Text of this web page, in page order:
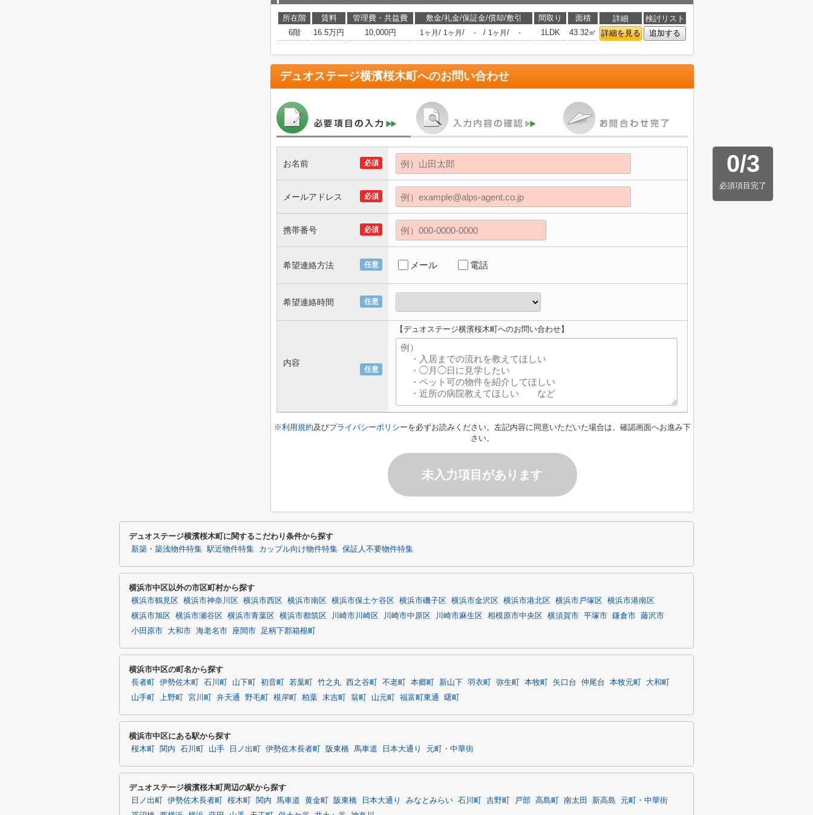
所在階 賃料 管理費・共益費 敷金/礼金/保証金/償却/敷引 間取り 面積 詳細
検討リスト
6階
16.5万円 10,000円 1ヶ月 / 1ヶ月 / - / 1ヶ月 / - 1LDK 43.32㎡ 詳細を見る 追加する
デュオステージ横濱桜木町へのお問い合わせ
0/3
必須項目完了
必須
お名前
必須
メールアドレス
必須
携帯番号
任意
希望連絡方法 メール 電話
任意
希望連絡時間
任意
内容
【デュオステージ横濱桜木町へのお問い合わせ】
※利用規約及びプライバシーポリシーを必ずお読みください。左記内容に同意いただいた場合は、確認画面へお進み下
さい。
未入力項目があります
デュオステージ横濱桜木町に関するこだわり条件から探す
新築・築浅物件特集 駅近物件特集 カップル向け物件特集 保証人不要物件特集
横浜市中区以外の市区町村から探す
横浜市鶴見区 横浜市神奈川区 横浜市西区 横浜市南区 横浜市保土ケ谷区 横浜市磯子区 横浜市金沢区 横浜市港北区 横浜市戸塚区
横浜市港南区
横浜市旭区
横浜市瀬谷区 横浜市青葉区 横浜市都筑区 川崎市川崎区 川崎市中原区 川崎市麻生区 相模原市中央区 横須賀市 平塚市 鎌倉市
藤沢市
小田原市
大和市 海老名市 座間市 足柄下郡箱根町
横浜市中区の町名から探す
長者町 伊勢佐木町 石川町 山下町 初音町 若葉町 竹之丸 西之谷町 不老町 本郷町 新山下 羽衣町 弥生町 本牧町 矢口台 仲尾台 本牧元町
大和町
山手町
上野町 宮川町 弁天通 野毛町 根岸町 柏葉 末吉町 翁町 山元町 福富町東通 曙町
横浜市中区にある駅から探す
桜木町 関内 石川町 山手 日ノ出町 伊勢佐木長者町 阪東橋 馬車道 日本大通り 元町・中華街
デュオステージ横濱桜木町周辺の駅から探す
日ノ出町 伊勢佐木長者町 桜木町 関内 馬車道 黄金町 阪東橋 日本大通り みなとみらい 石川町 吉野町 戸部 高島町 南太田 新高島
元町・中華街